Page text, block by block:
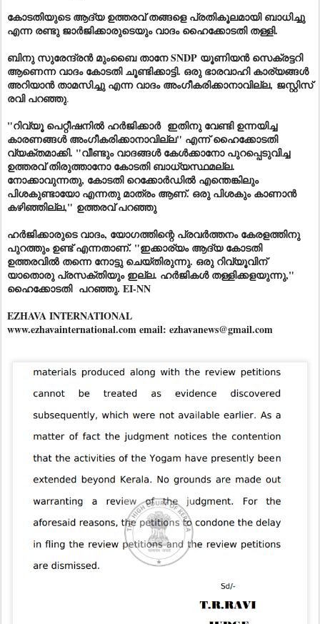
കോടതിയുടെ ആദ്യ ഉത്തരവ് തങ്ങളെ പ്രതികൂലമായി ബാധിച്ചു
എന്ന രണ്ടു ജാർജിക്കാരുടെയും വാദം ഹൈക്കോടതി തള്ളി.
ബിനു സുരേന്ദ്രൻ മുംബൈ താനേ SNDP യൂണിയൻ സെക്രട്ടറി
ആണെന്ന വാദം കോടതി ചൂണ്ടിക്കാട്ടി. ഒരു ഭാരവാഹി കാര്യങ്ങൾ
അറിയാൻ താമസിച്ചു എന്ന വാദം അംഗീകരിക്കാനാവില്ല, ജസ്റ്റിസ്
രവി പറഞ്ഞു.
"റിവ്യൂ പെറ്റീഷനിൽ ഹർജിക്കാർ ഇതിനു വേണ്ടി ഉന്നയിച്ച
കാരണങ്ങൾ അംഗീകരിക്കാനാവില്ല" എന്ന് ഹൈക്കോടതി
വ്യക്തമാക്കി. "വീണ്ടും വാദങ്ങൾ കേൾക്കാനോ പുറപ്പെടുവിച്ച
ഉത്തരവ് തിരുത്താനോ കോടതി ബാധ്യസ്ഥമല്ല.
നോക്കാവുന്നതു, കോടതി റെക്കോർഡിൽ എന്തെങ്കിലും
പിശകുണ്ടായോ എന്നതു മാത്രം ആണ്. ഒരു പിശകും കാണാൻ
കഴിഞ്ഞില്ല," ഉത്തരവ് പറഞ്ഞു
ഹർജിക്കാരുടെ വാദം, യോഗത്തിന്റെ പ്രവർത്തനം കേരളത്തിനു
പുറത്തും ഉണ്ട് എന്നതാണ്. "ഇക്കാര്യം ആദ്യ കോടതി
ഉത്തരവിൽ തന്നെ നോട്ടു ചെയ്തിരുന്നു. ഒരു റിവ്യൂവിന്
യാതൊരു പ്രസക്തിയും ഇല്ല. ഹർജികൾ തള്ളിക്കളയുന്നു,"
ഹൈക്കോടതി പറഞ്ഞു. EI-NN
EZHAVA INTERNATIONAL
www.ezhavainternational.com email: ezhavanews@gmail.com